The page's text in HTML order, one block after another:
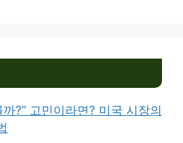
?” 고민이라면? 미국 시장의